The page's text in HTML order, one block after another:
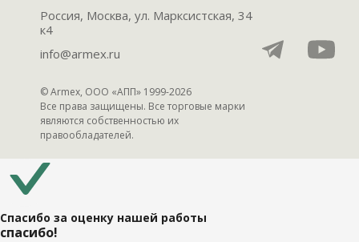
Россия, Москва, ул. Марксистская, 34
к4
info@armex.ru
© Armex, ООО «АПП» 1999-2026
Все права защищены. Все торговые марки
являются собственностью их
правообладателей.
Спасибо за оценку нашей работы
спасибо!